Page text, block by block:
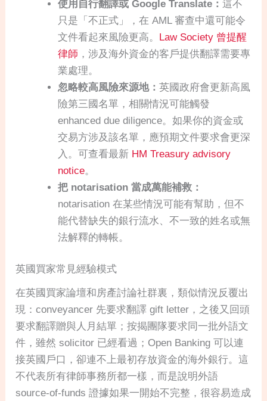
使用自行翻譯或 Google Translate：這不
只是「不正式」，在 AML 審查中還可能令
文件看起來風險更高。 Law Society 曾提醒
律師 ，涉及海外資金的客戶提供翻譯需要專
業處理。
忽略較高風險來源地：英國政府會更新高風
險第三國名單，相關情況可能觸發
enhanced due diligence。如果你的資金或
交易方涉及該名單，應預期文件要求會更深
入。可查看最新 HM Treasury advisory
notice。
把 notarisation 當成萬能補救：
notarisation 在某些情況可能有幫助，但不
能代替缺失的銀行流水、不一致的姓名或無
法解釋的轉帳。
英國買家常見經驗模式
在英國買家論壇和房產討論社群裏，類似情況反覆出
現：conveyancer 先要求翻譯 gift letter，之後又回頭
要求翻譯贈與人月結單；按揭團隊要求同一批外語文
件，雖然 solicitor 已經看過；Open Banking 可以連
接英國戶口，卻連不上最初存放資金的海外銀行。這
不代表所有律師事務所都一樣，而是說明外語
source-of-funds 證據如果一開始不完整，很容易造成